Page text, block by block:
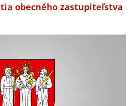
obecného zastupiteľstva